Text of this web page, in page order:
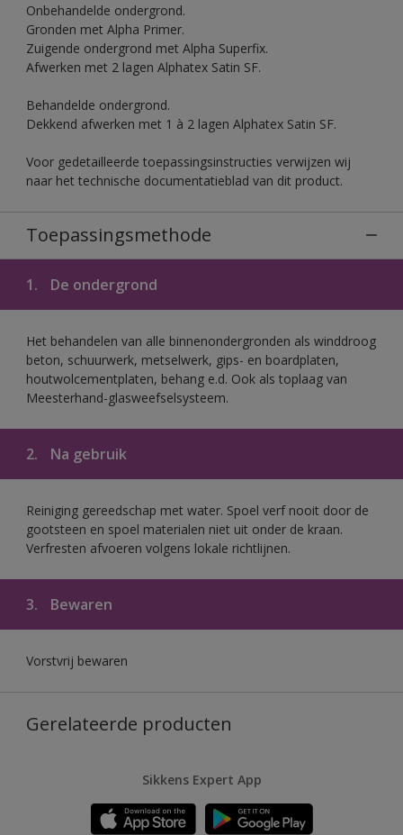
Onbehandelde ondergrond.
Gronden met Alpha Primer.
Zuigende ondergrond met Alpha Superfix.
Afwerken met 2 lagen Alphatex Satin SF.
Behandelde ondergrond.
Dekkend afwerken met 1 à 2 lagen Alphatex Satin SF.
Voor gedetailleerde toepassingsinstructies verwijzen wij
naar het technische documentatieblad van dit product.
Toepassingsmethode
1. De ondergrond
Het behandelen van alle binnenondergronden als winddroog
beton, schuurwerk, metselwerk, gips- en boardplaten,
houtwolcementplaten, behang e.d. Ook als toplaag van
Meesterhand-glasweefselsysteem.
2. Na gebruik
Reiniging gereedschap met water. Spoel verf nooit door de
gootsteen en spoel materialen niet uit onder de kraan.
Verfresten afvoeren volgens lokale richtlijnen.
3. Bewaren
Vorstvrij bewaren
Gerelateerde producten
Sikkens Expert App